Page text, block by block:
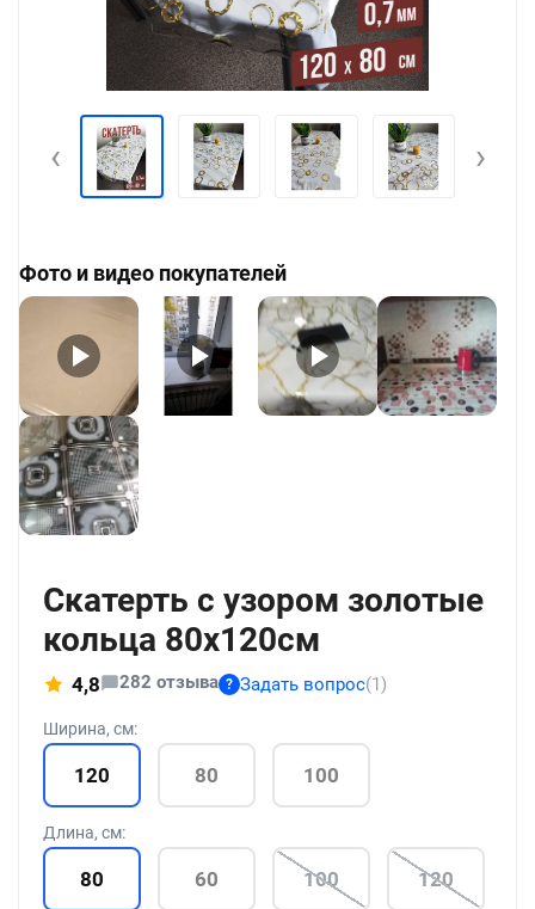
‹ ›
Фото и видео покупателей
Скатерть с узором золотые
кольца 80x120см
4,8 282 отзыва ? Задать вопрос(1)
Ширина, см:
120 80 100
Длина, см:
80 60 100 120